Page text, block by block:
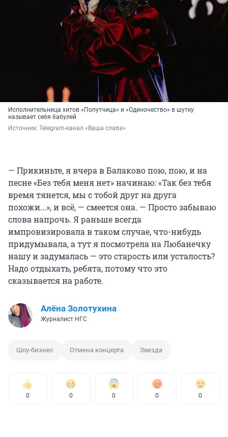
Исполнительница хитов «Попутчица» и «Одиночество» в шутку
называет себя бабулей
Источник: Telegram-канал «Ваша слава»
— Прикиньте, я вчера в Балаково пою, пою, и на
песне «Без тебя меня нет» начинаю: «Так без тебя
время тянется, мы с тобой друг на друга
похожи...», и всё, — смеется она. — Просто забываю
слова напрочь. Я раньше всегда
импровизировала в таком случае, что-нибудь
придумывала, а тут я посмотрела на Любанечку
нашу и задумалась — это старость или усталость?
Надо отдыхать, ребята, потому что это
сказывается на работе.
Алёна Золотухина
Журналист НГС
Шоу-бизнес Отмена концерта Звезда
0 0 0 0 0